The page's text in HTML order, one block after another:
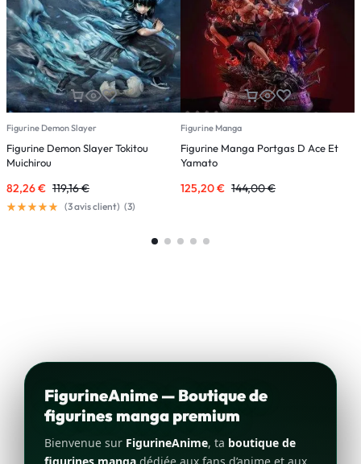
Figurine Demon Slayer
Figurine Demon Slayer Tokitou
Muichirou
82,26€ 119,16€
(3avis client) (3)
Figurine Manga
Figurine Manga Portgas D Ace Et
Yamato
125,20€ 144,00€
FigurineAnime — Boutique de
figurines manga premium
Bienvenue sur FigurineAnime, ta boutique de
figurines manga dédiée aux fans d’anime et aux